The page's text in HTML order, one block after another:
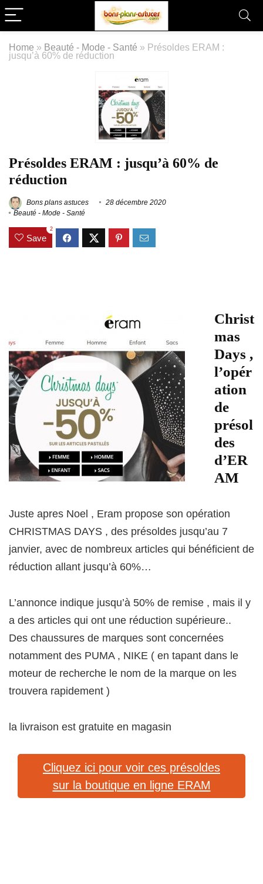
Home » Beauté - Mode - Santé » Présoldes ERAM :
jusqu’à 60% de réduction
Présoldes ERAM : jusqu’à 60% de
réduction
Bons plans astuces
28 décembre 2020
Beauté - Mode - Santé
Save
2
Christ
mas
Days ,
l’opér
ation
de
présol
des
d’ER
AM
Juste apres Noel , Eram propose son opération
CHRISTMAS DAYS , des présoldes jusqu’au 7
janvier, avec de nombreux articles qui bénéficient de
réduction allant jusqu’à 60%…
L’annonce indique jusqu’à 50% de remise , mais il y
a des articles qui ont une réduction supérieure..
Des chaussures de marques sont concernées
notamment des PUMA , NIKE ( en tapant dans le
moteur de recherche le nom de la marque on les
trouvera rapidement )
la livraison est gratuite en magasin
Cliquez ici pour voir ces présoldes
sur la boutique en ligne ERAM